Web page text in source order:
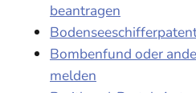
beantragen
Bombenfund oder
melden